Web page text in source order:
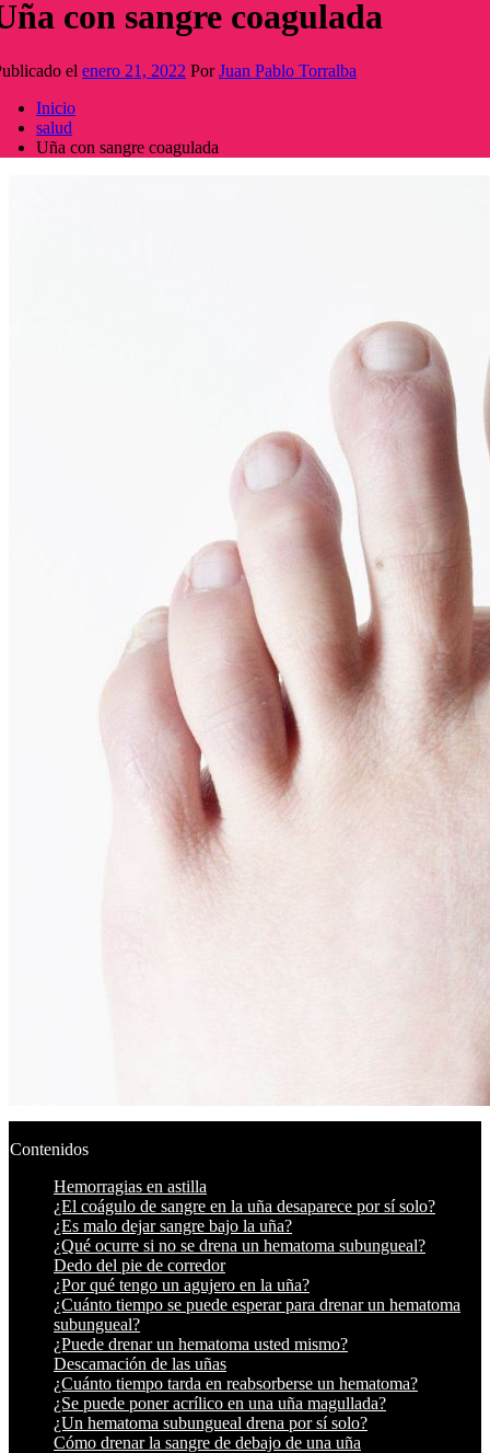
con sangre coagulada
el enero 21, 2022 PorJuan Pablo Torralba
Inicio
salud
Uña con sangre coagulada
Contenidos
Hemorragias en astilla
¿El coágulo de sangre en la uña desaparece por sí solo?
¿Es malo dejar sangre bajo la uña?
¿Qué ocurre si no se drena un hematoma subungueal?
Dedo del pie de corredor
¿Por qué tengo un agujero en la uña?
¿Cuánto tiempo se puede esperar para drenar un hematoma
subungueal?
¿Puede drenar un hematoma usted mismo?
Descamación de las uñas
¿Cuánto tiempo tarda en reabsorberse un hematoma?
¿Se puede poner acrílico en una uña magullada?
¿Un hematoma subungueal drena por sí solo?
Cómo drenar la sangre de debajo de una uña